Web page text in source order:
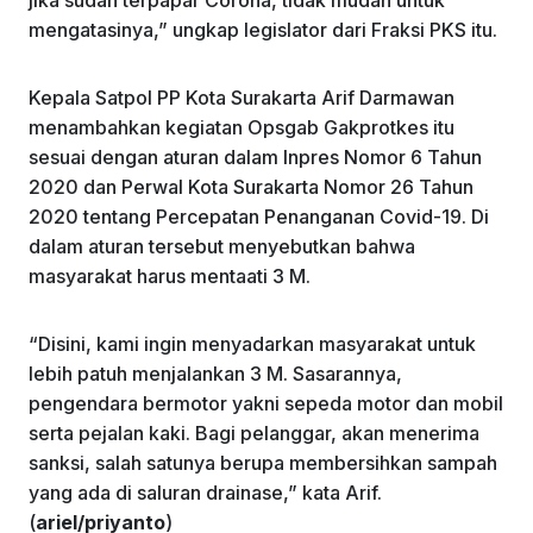
mengatasinya,” ungkap legislator dari Fraksi PKS itu.
Kepala Satpol PP Kota Surakarta Arif Darmawan
menambahkan kegiatan Opsgab Gakprotkes itu
sesuai dengan aturan dalam Inpres Nomor 6 Tahun
2020 dan Perwal Kota Surakarta Nomor 26 Tahun
2020 tentang Percepatan Penanganan Covid-19. Di
dalam aturan tersebut menyebutkan bahwa
masyarakat harus mentaati 3 M.
“Disini, kami ingin menyadarkan masyarakat untuk
lebih patuh menjalankan 3 M. Sasarannya,
pengendara bermotor yakni sepeda motor dan mobil
serta pejalan kaki. Bagi pelanggar, akan menerima
sanksi, salah satunya berupa membersihkan sampah
yang ada di saluran drainase,” kata Arif.
(ariel/priyanto)